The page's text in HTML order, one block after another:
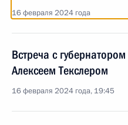
16 февраля 2024 года
Встреча с
Алексеем Текслером
16 февраля 2024 года, 19:45